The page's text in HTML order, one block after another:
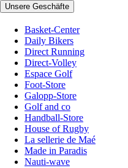
Unsere Geschäfte
Basket-Center
Daily Bikers
Direct Running
Direct-Volley
Espace Golf
Foot-Store
Galopp-Store
Golf and co
Handball-Store
House of Rugby
La sellerie de Maé
Made in Paradis
Nauti-wave